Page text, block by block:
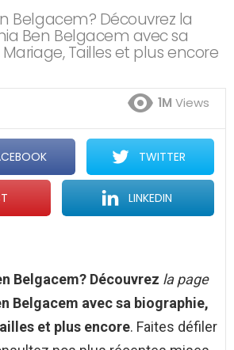
Belgacem? Découvrez la
Ben Belgacem avec sa
Tailles et plus encore
1M Views
TWITTER
LINKEDIN
Belgacem? Découvrez la page
Belgacem avec sa biographie,
et plus encore. Faites défiler